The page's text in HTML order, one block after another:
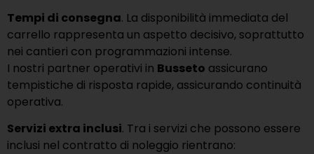
Tempi di consegna. La disponibilità immediata del
carrello rappresenta un aspetto decisivo, soprattutto
nei cantieri con programmazioni intense.
I nostri partner operativi in Busseto assicurano
tempistiche di risposta rapide, assicurando continuità
operativa.
Servizi extra inclusi. Tra i servizi che possono essere
inclusi nel contratto di noleggio rientrano: